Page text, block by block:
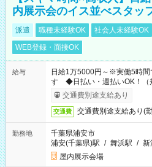
内展示会のイス並べスタッ
派遣 職種未経験OK 社会人未経験OK
WEB登録・面接OK
給与
日給1万5000円～※実働5時間
す ◆日払い・週払いOK！（
も異なります
交通費別途支給あり
交通費 交通費別途支給あり(
勤務地
千葉県浦安市
浦安(千葉県)駅 / 舞浜駅 / 新
屋内展示会場